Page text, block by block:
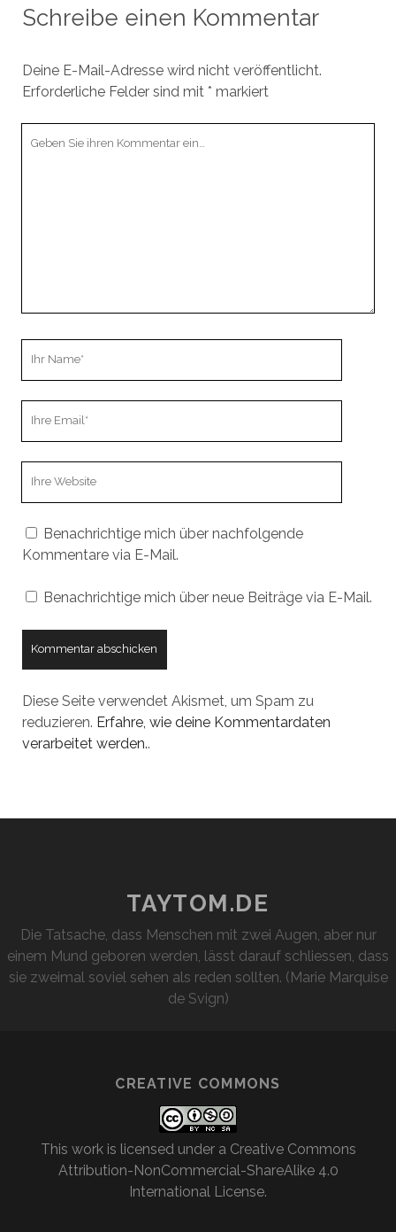
Schreibe einen Kommentar
Deine E-Mail-Adresse wird nicht veröffentlicht.
Erforderliche Felder sind mit * markiert
Benachrichtige mich über nachfolgende
Kommentare via E-Mail.
Benachrichtige mich über neue Beiträge via E-Mail.
Diese Seite verwendet Akismet, um Spam zu
reduzieren. Erfahre, wie deine Kommentardaten
verarbeitet werden..
TAYTOM.DE
Die Tatsache, dass Menschen mit zwei Augen, aber nur
einem Mund geboren werden, lässt darauf schliessen, dass
sie zweimal soviel sehen als reden sollten. (Marie Marquise
de Svign)
CREATIVE COMMONS
This work is licensed under a Creative Commons
Attribution-NonCommercial-ShareAlike 4.0
International License.